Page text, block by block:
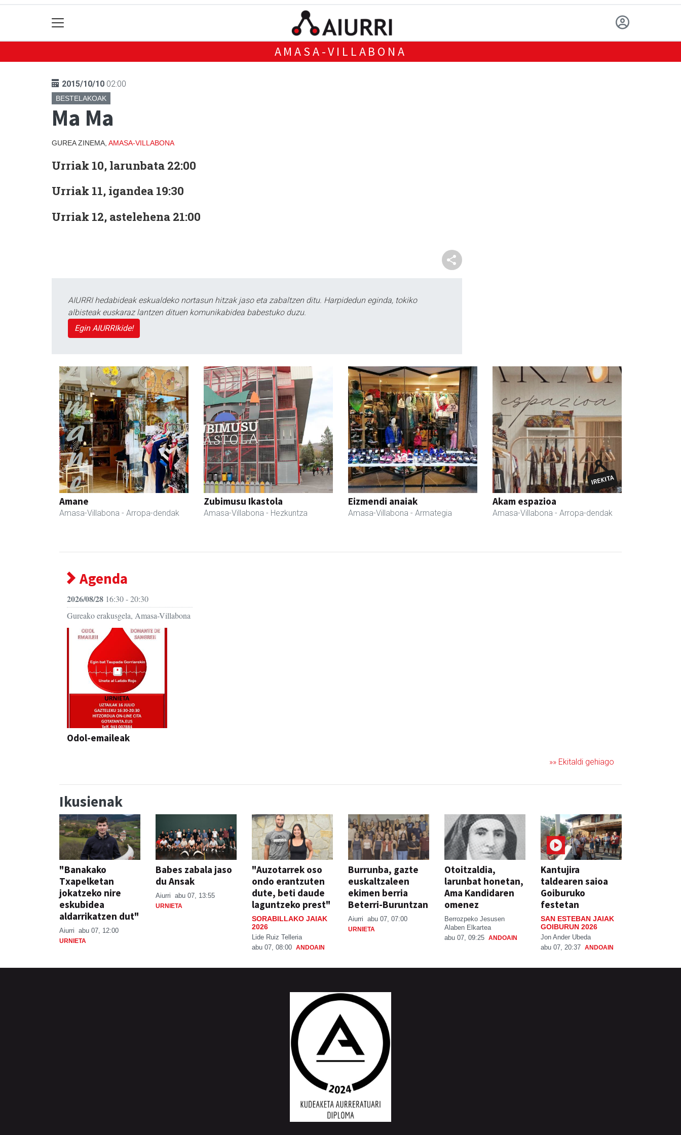
AMASA-VILLABONA
2015/10/10 02:00
BESTELAKOAK
Ma Ma
GUREA ZINEMA, AMASA-VILLABONA
Urriak 10, larunbata 22:00
Urriak 11, igandea 19:30
Urriak 12, astelehena 21:00
AIURRI hedabideak eskualdeko nortasun hitzak jaso eta zabaltzen ditu. Harpidedun eginda, tokiko
albisteak euskaraz lantzen dituen komunikabidea babestuko duzu.
Egin AIURRIkide!
Amane
Amasa-Villabona - Arropa-dendak
Zubimusu Ikastola
Amasa-Villabona - Hezkuntza
Eizmendi anaiak
Amasa-Villabona - Armategia
Akam espazioa
Amasa-Villabona - Arropa-dendak
Agenda
2026/08/28 16:30 - 20:30
Gureako erakusgela, Amasa-Villabona
Odol-emaileak
»» Ekitaldi gehiago
Ikusienak
"Banakako
Txapelketan
jokatzeko nire
eskubidea
aldarrikatzen dut"
Aiurri abu 07, 12:00
URNIETA
Babes zabala jaso
du Ansak
Aiurri abu 07, 13:55
URNIETA
"Auzotarrek oso
ondo erantzuten
dute, beti daude
laguntzeko prest"
SORABILLAKO JAIAK
2026
Lide Ruiz Telleria
abu 07, 08:00 ANDOAIN
Burrunba, gazte
euskaltzaleen
ekimen berria
Beterri-Buruntzan
Aiurri abu 07, 07:00
URNIETA
Otoitzaldia,
larunbat honetan,
Ama Kandidaren
omenez
Berrozpeko Jesusen
Alaben Elkartea
abu 07, 09:25 ANDOAIN
Kantujira
taldearen saioa
Goiburuko
festetan
SAN ESTEBAN JAIAK
GOIBURUN 2026
Jon Ander Ubeda
abu 07, 20:37 ANDOAIN